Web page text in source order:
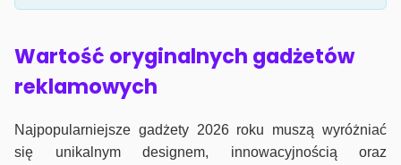
Wartość oryginalnych gadżetów
reklamowych
Najpopularniejsze gadżety 2026 roku muszą wyróżniać
się unikalnym designem, innowacyjnością oraz